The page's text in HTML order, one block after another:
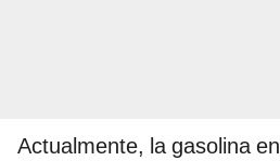
Actualmente, la gasolina en